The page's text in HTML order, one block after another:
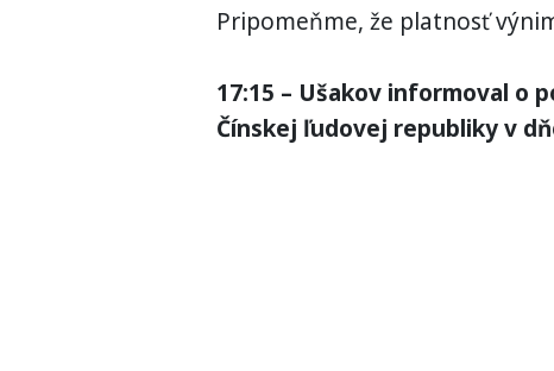
Pripomeňme, že platnosť
17:15 – Ušakov informoval o
Čínskej ľudovej republiky v